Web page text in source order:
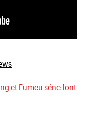
et Eumeu séne font